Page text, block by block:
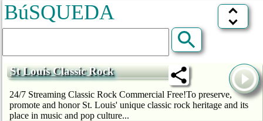
BúSQUEDA
St Louis Classic Rock
24/7 Streaming Classic Rock Commercial Free!To preserve,
promote and honor St. Louis' unique classic rock heritage and its
place in music and pop culture...